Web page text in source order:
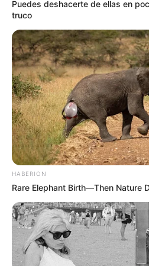
EMERGENCIAS POR
FUERTES LLUVIAS
VIA
LIGA BETPLAY
METRO
CORTES DE LUZ
FENÓMENO DEL NIÑO
Puedes deshacerte de ellas en
truco
HABERION
Rare Elephant Birth—Then Nature